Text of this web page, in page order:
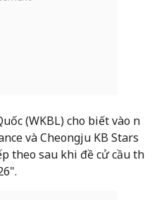
(WKBL) cho biết vào n
và Cheongju KB Stars
theo sau khi đề cử cầu th